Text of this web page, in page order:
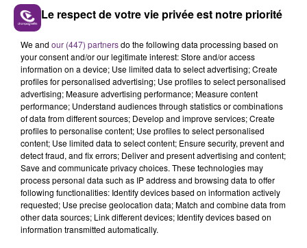
LA CENTRALE NUCLÉAIRE DE CHOOZ
TOUJOURS À L'ARRÊT
Cela fait déjà une semaine que la centrale
nucléaire ardennaise est à l'arrêt. Une situation
justifiée par la sécheresse intense qui est toujours
présente.
LE MAGASIN JOUÉCLUB DE REIMS FERME
Le respect de votre vie privée est notre priorité
We and our (447) partnersdo the following data processing based on
your consent and/or our legitimate interest: Store and/or access
information on a device; Use limited data to select advertising; Create
profiles for personalised advertising; Use profiles to select personalised
advertising; Measure advertising performance; Measure content
performance; Understand audiences through statistics or combinations
of data from different sources; Develop and improve services; Create
profiles to personalise content; Use profiles to select personalised
content; Use limited data to select content; Ensure security, prevent and
detect fraud, and fix errors; Deliver and present advertising and content;
Save and communicate privacy choices. These technologies may
process personal data such as IP address and browsing data to offer
following functionalities: Identify devices based on information actively
requested; Use precise geolocation data; Match and combine data from
other data sources; Link different devices; Identify devices based on
information transmitted automatically.